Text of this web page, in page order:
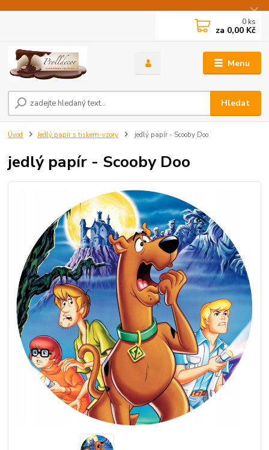
Menu
Hledat
0 ks
za 0,00 Kč
Úvod Jedlý papír s tiskem-vzory jedlý papír - Scooby Doo
jedlý papír - Scooby Doo